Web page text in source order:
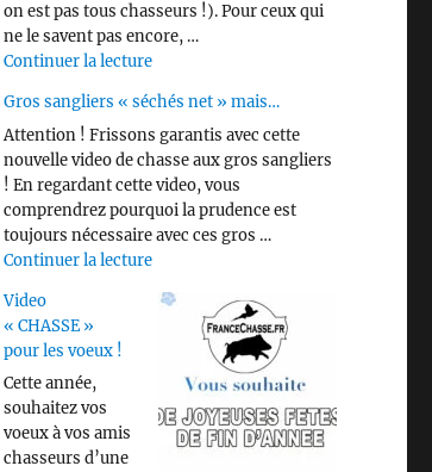
on est pas tous chasseurs !). Pour ceux qui
ne le savent pas encore, …
Continuer la lecturede « Peut on chasser le marcassin ?!
Gros sangliers « séchés net » mais…
Attention ! Frissons garantis avec cette
nouvelle video de chasse aux gros sangliers
! En regardant cette video, vous
comprendrez pourquoi la prudence est
toujours nécessaire avec ces gros …
Continuer la lecturede « Gros sangliers « séchés net »
Video
« CHASSE »
pour les voeux !
Cette année,
souhaitez vos
voeux à vos amis
chasseurs d’une